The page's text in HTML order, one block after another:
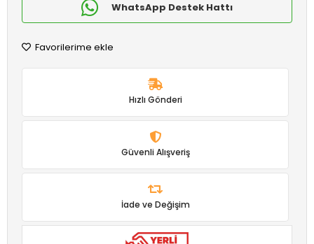
WhatsApp Destek Hattı
Favorilerime ekle
Hızlı Gönderi
Güvenli Alışveriş
İade ve Değişim